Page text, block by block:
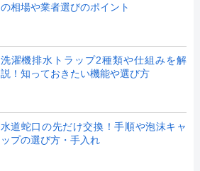
の相場や業者選びのポイント
洗濯機排水トラップ2種類や仕組みを解
説！知っておきたい機能や選び方
水道蛇口の先だけ交換！手順や泡沫キャ
ップの選び方・手入れ